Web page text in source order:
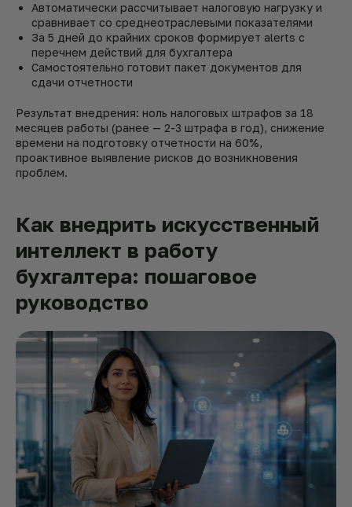
Автоматически рассчитывает налоговую нагрузку и
сравнивает со среднеотраслевыми показателями
За 5 дней до крайних сроков формирует alerts с
перечнем действий для бухгалтера
Самостоятельно готовит пакет документов для
сдачи отчетности
Результат внедрения: ноль налоговых штрафов за 18
месяцев работы (ранее — 2-3 штрафа в год), снижение
времени на подготовку отчетности на 60%,
проактивное выявление рисков до возникновения
проблем.
Как внедрить искусственный
интеллект в работу
бухгалтера: пошаговое
руководство